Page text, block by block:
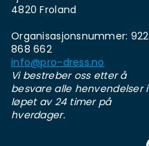
4820 Froland
Organisasjonsnummer: 922
868 662
info@pro-dress.no
Vi bestreber oss etter å
besvare alle henvendelser i
løpet av 24 timer på
hverdager.